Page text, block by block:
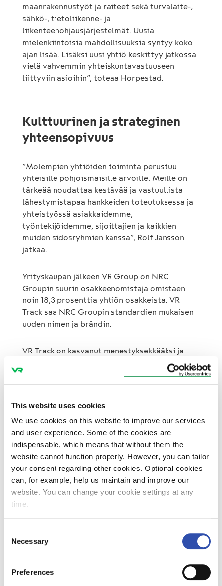
This website uses cookies
We use cookies on this website to improve our services
and user experience. Some of the cookies are
indispensable, which means that without them the
website cannot function properly. However, you can tailor
your consent regarding other cookies. Optional cookies
can, for example, help us maintain and improve our
website. You can change your cookie settings at any
time.
Selection
Necessary
Preferences
maanrakennustyöt ja raiteet sekä turvalaite-,
sähkö-, tietoliikenne- ja
liikenteenohjausjärjestelmät. Uusia
mielenkiintoisia mahdollisuuksia syntyy koko
ajan lisää. Lisäksi uusi yhtiö keskittyy jatkossa
vielä vahvemmin yhteiskuntavastuuseen
liittyviin asioihin”, toteaa Horpestad.
Kulttuurinen ja strateginen
yhteensopivuus
”Molempien yhtiöiden toiminta perustuu
yhteisille pohjoismaisille arvoille. Meille on
tärkeää noudattaa kestävää ja vastuullista
lähestymistapaa hankkeiden toteutuksessa ja
yhteistyössä asiakkaidemme,
työntekijöidemme, sijoittajien ja kaikkien
muiden sidosryhmien kanssa”, Rolf Jansson
jatkaa.
Yrityskaupan jälkeen VR Group on NRC
Groupin suurin osakkeenomistaja omistaen
noin 18,3 prosenttia yhtiön osakkeista. VR
Track saa NRC Groupin standardien mukaisen
uuden nimen ja brändin.
VR Track on kasvanut menestyksekkääksi ja
tehokkaaksi palvelujen tarjoajaksi Suomen ja
Ruotsin markkinoilla. Yhdistyminen NRC
Groupin kanssa ja suuremman yhtiön
NRC Group puolestaan on osoittanut
merkittävän kasvukykynsä aloittaessaan
tyhjästä vuonna 2011 ja noustessaan alan
johtavaksi toimijaksi Norjassa ja Ruotsissa.
”Me VR Groupilla olemme erittäin
innoissamme meille tarjoutuvista
mahdollisuuksista tämän uuden yhtiön
suurimpana osakkeenomistajana, ja aiomme
hallitusjäsenyyden myötä”, Jansson jatkaa.
Yhdistyminen ei vaikuta välittömästi tai
suoraan VR Trackin toimintoihin Suomessa ja